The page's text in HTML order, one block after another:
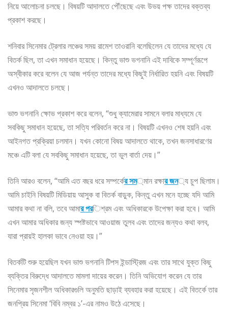
নিয়ে আলোচনা চলছে। বিষয়টি আদালতে পৌঁছেছে এবং উভয় পক্ষ তাদের বক্তব্য
প্রকাশ করছে।
শনিবার সিনেমার ট্রেলার লঞ্চের সময় রামেশ তাওরানি বলেছিলেন যে তাদের মধ্যে যে
বিতর্ক ছিল, তা এখন সমাধান হয়েছে। কিন্তু ভাশু ভগনানি এই দাবিকে সম্পূর্ণরূপে
অস্বীকার করে বলেন যে আজ পর্যন্ত তাদের মধ্যে কিছুই নির্ধারিত হয়নি এবং বিষয়টি
এখনও আদালতে চলছে।
ভাশু ভগনানি ক্ষোভ প্রকাশ করে বলেন, “শুধু ক্যামেরার সামনে বলার মাধ্যমে যে
সবকিছু সমাধান হয়েছে, তা সত্যি পরিবর্তন করে না। বিষয়টি এখনও শেষ হয়নি এবং
আইনগত প্রক্রিয়া চলমান। যখন কোনো বিষয় আদালতে থাকে, তখন জনসাধারণের
মঞ্চে এটি বলা যে সবকিছু সমাধান হয়েছে, তা ভুল বার্তা দেয়।”
তিনি আরও বলেন, “আমি এত বছর ধরে সম্পর্কের সম্মান রক্ষার জন্য চুপ ছিলাম।
আমি চাইনি বিষয়টি মিডিয়ায় আসুক বা বিতর্ক বাড়ুক, কিন্তু এখন মনে হচ্ছে যদি আমি
আমার কথা না বলি, তবে আমার পরিশ্রম এবং অধিকারকে উপেক্ষা করা হবে। আমি
এখন আমার অধিকার জন্য স্পষ্টভাবে আওয়াজ তুলব এবং তাদের জন্যও কথা বলব,
যারা প্রায়ই হালকা ভাবে নেওয়া হয়।”
বিতর্কটি শুরু হয়েছিল যখন ভাশু ভগনানি টিপস ইন্ডাস্ট্রিজ এবং তার সাথে যুক্ত কিছু
ব্যক্তির বিরুদ্ধে আদালতে মামলা দায়ের করেন। তিনি অভিযোগ করেন যে তার
সিনেমার সৃজনশীল অধিকারগুলি অনুমতি ছাড়াই ব্যবহার করা হয়েছে। এই বিতর্কে তার
জনপ্রিয় সিনেমা ‘বিবি নম্বর ১’-এর নামও উঠে এসেছে।